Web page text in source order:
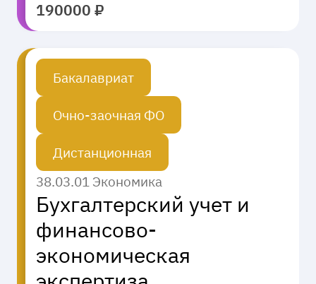
190000 ₽
Бакалавриат
Очно-заочная ФО
Дистанционная
38.03.01 Экономика
Бухгалтерский учет и
финансово-
экономическая